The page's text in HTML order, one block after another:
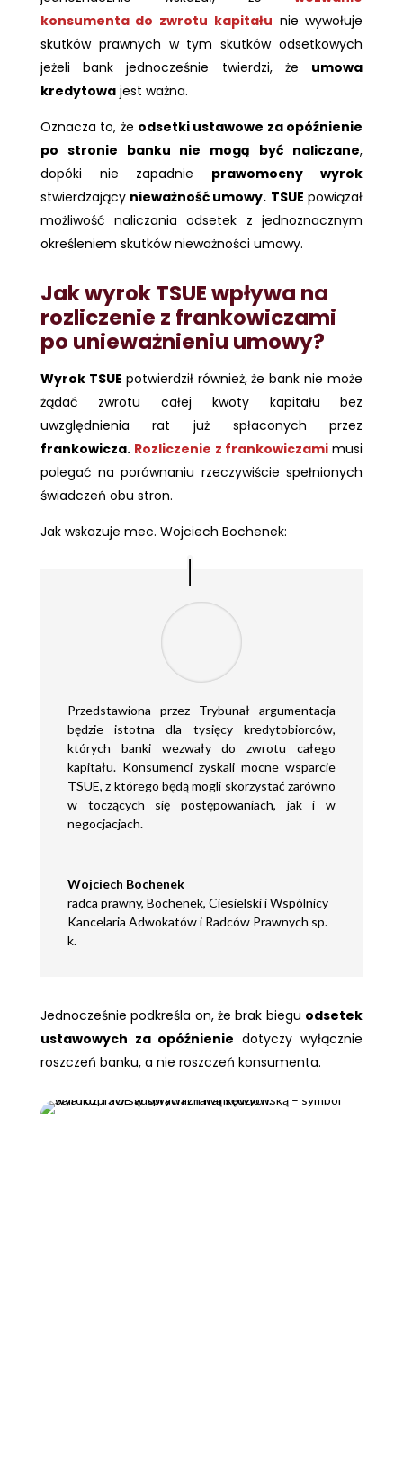
konsumenta do zwrotu kapitału nie wywołuje
skutków prawnych w tym skutków odsetkowych
jeżeli bank jednocześnie twierdzi, że umowa
kredytowajest ważna.
Oznacza to, że odsetki ustawowe za opóźnienie
po stronie banku nie mogą być naliczane,
dopóki nie zapadnie prawomocny wyrok
stwierdzający nieważność umowy. TSUE powiązał
możliwość naliczania odsetek z jednoznacznym
określeniem skutków nieważności umowy.
Jak wyrok TSUE wpływa na
rozliczenie z frankowiczami
po unieważnieniu umowy?
Wyrok TSUE potwierdził również, że bank nie może
żądać zwrotu całej kwoty kapitału bez
uwzględnienia rat już spłaconych przez
frankowicza. Rozliczenie z frankowiczami musi
polegać na porównaniu rzeczywiście spełnionych
świadczeń obu stron.
Jak wskazuje mec. Wojciech Bochenek:
Przedstawiona przez Trybunał argumentacja
będzie istotna dla tysięcy kredytobiorców,
których banki wezwały do zwrotu całego
kapitału. Konsumenci zyskali mocne wsparcie
TSUE, z którego będą mogli skorzystać zarówno
w toczących się postępowaniach, jak i w
negocjacjach.
Wojciech Bochenek
radca prawny, Bochenek, Ciesielski i Wspólnicy
Kancelaria Adwokatów i Radców Prawnych sp.
k.
Jednocześnie podkreśla on, że brak biegu odsetek
ustawowych za opóźnienie dotyczy wyłącznie
roszczeń banku, a nie roszczeń konsumenta.